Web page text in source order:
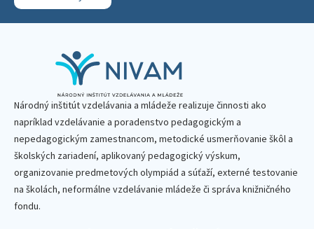
Národný inštitút vzdelávania a mládeže realizuje činnosti ako
napríklad vzdelávanie a poradenstvo pedagogickým a
nepedagogickým zamestnancom, metodické usmerňovanie škôl a
školských zariadení, aplikovaný pedagogický výskum,
organizovanie predmetových olympiád a súťaží, externé testovanie
na školách, neformálne vzdelávanie mládeže či správa knižničného
fondu.